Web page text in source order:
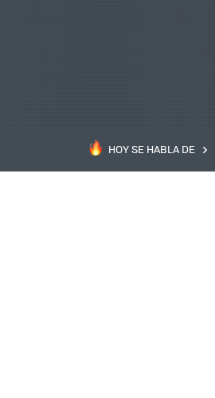
HOY SE HABLA DE